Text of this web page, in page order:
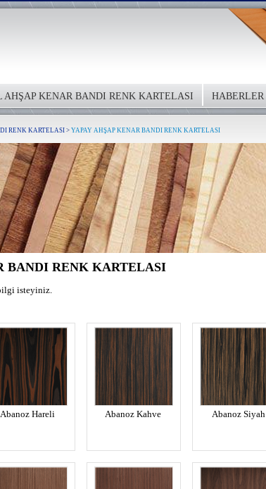
AHŞAP KENAR BANDI RENK KARTELASI HABERLER
RENK KARTELASI> YAPAY AHŞAP KENAR BANDI RENK KARTELASI
BANDI RENK KARTELASI
isteyiniz.
Abanoz Hareli Abanoz Kahve Abanoz Siyah